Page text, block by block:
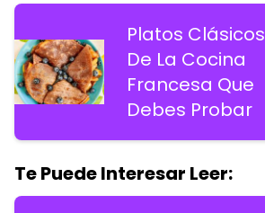
Platos Clásicos
De La Cocina
Francesa Que
Debes Probar
Te Puede Interesar Leer: